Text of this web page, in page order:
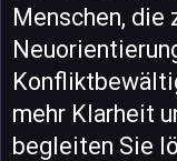
Menschen, die
mehr Klarheit
begleiten Sie